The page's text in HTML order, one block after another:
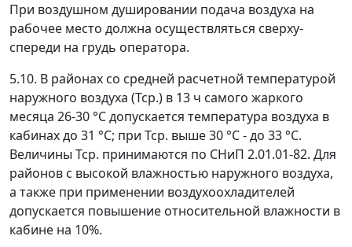
При воздушном душировании подача воздуха на
рабочее место должна осуществляться сверху-
спереди на грудь оператора.
5.10. В районах со средней расчетной температурой
наружного воздуха (Тср.) в 13 ч самого жаркого
месяца 26-30 °С допускается температура воздуха в
кабинах до 31 °С; при Тср. выше 30 °С - до 33 °С.
Величины Тср. принимаются по СНиП 2.01.01-82. Для
районов с высокой влажностью наружного воздуха,
а также при применении воздухоохладителей
допускается повышение относительной влажности в
кабине на 10%.